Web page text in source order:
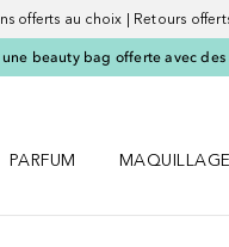
offerts au choix | Retours
une beauty bag offerte avec
PARFUM
MAQUILLAGE